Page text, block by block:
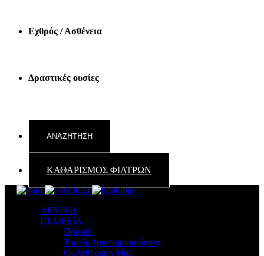
Εχθρός / Ασθένεια
Δραστικές ουσίες
ΚΑΘΑΡΙΣΜΟΣ ΦΙΛΤΡΩΝ
ΑΡΧΙΚΗ
ΕΤΑΙΡΕΙΑ
Προφίλ
Τομείς Δραστηριοποίησης
Οι Άνθρωποι Μας